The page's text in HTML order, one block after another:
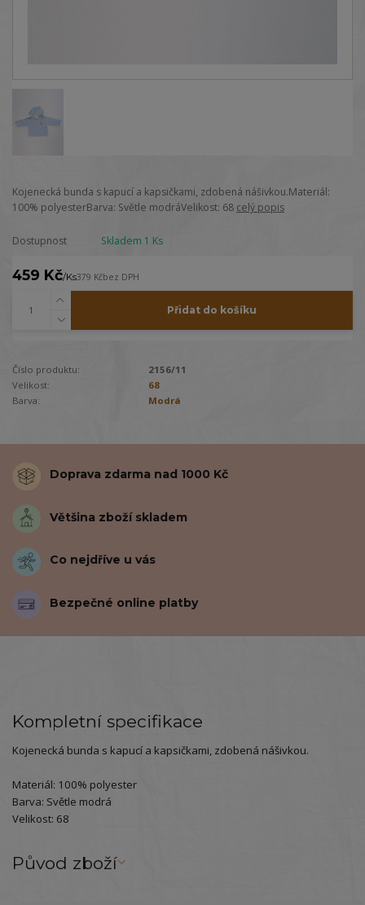
Kojenecká bunda s kapucí a kapsičkami, zdobená nášivkou.Materiál:
100% polyesterBarva: Světle modráVelikost: 68 celý popis
Dostupnost Skladem 1 Ks
459 Kč/Ks379 Kčbez DPH
Přidat do košíku
Číslo produktu:
2156/11
Velikost:
68
Barva:
Modrá
Doprava zdarma nad 1000 Kč
Většina zboží skladem
Co nejdříve u vás
Bezpečné online platby
Kompletní specifikace
Kojenecká bunda s kapucí a kapsičkami, zdobená nášivkou.
Materiál: 100% polyester
Barva: Světle modrá
Velikost: 68
Původ zboží